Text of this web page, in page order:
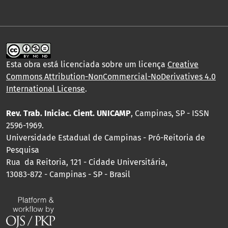
Esta obra está licenciada sobre um licença Creative
Commons Attribution-NonCommercial-NoDerivatives 4.0
International License.
Rev. Trab. Iniciac. Cient. UNICAMP, Campinas, SP - ISSN
2596-1969.
Universidade Estadual de Campinas - Pró-Reitoria de
Pesquisa
Rua da Reitoria, 121 - Cidade Universitária,
13083-872 - Campinas - SP - Brasil